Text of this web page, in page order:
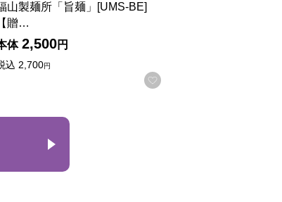
入りに登録する
山製麺所「旨麺」[UMS-BE]
【贈…
体 2,500円
込 2,700円
お気に入りに登録する